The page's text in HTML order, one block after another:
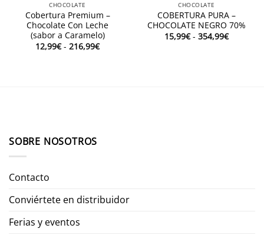
CHOCOLATE
Cobertura Premium –
Chocolate Con Leche
(sabor a Caramelo)
12,99€ - 216,99€Rango
de
CHOCOLATE
COBERTURA PURA –
CHOCOLATE NEGRO 70%
15,99€ - 354,99€Rango
de
SOBRE NOSOTROS
Contacto
Conviértete en distribuidor
Ferias y eventos